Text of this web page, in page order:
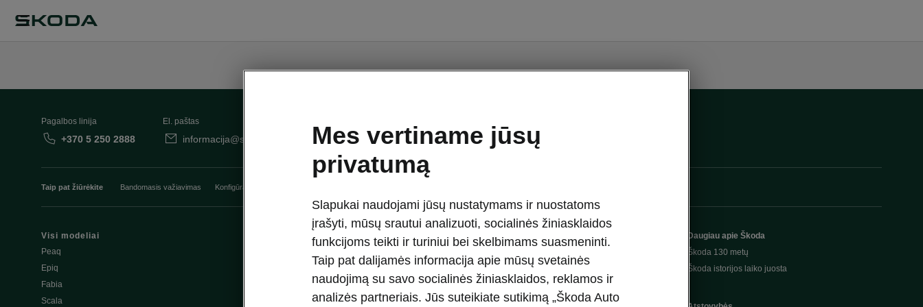
Pagalbos linija
+370 5 250 2888
El. paštas
informacija@skoda.lt
Taip pat žiūrėkite Bandomasis važiavimas Konfigūratorius
Visi modeliai
Peaq
Epiq
Fabia
Scala
Perkantiems Škoda
Įkraunami hibridiniai modeliai
Škoda Epiq
Škoda Vision O
Daugiau apie Škoda
Škoda 130 metų
Škoda istorijos laiko juosta
Mes vertiname jūsų
privatumą
Slapukai naudojami jūsų nustatymams ir nuostatoms
įrašyti, mūsų srautui analizuoti, socialinės žiniasklaidos
funkcijoms teikti ir turiniui bei skelbimams suasmeninti.
Taip pat dalijamės informacija apie mūsų svetainės
naudojimą su savo socialinės žiniasklaidos, reklamos ir
analizės partneriais. Jūs suteikiate sutikimą „Škoda Auto